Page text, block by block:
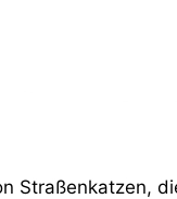
Straßenkatzen,